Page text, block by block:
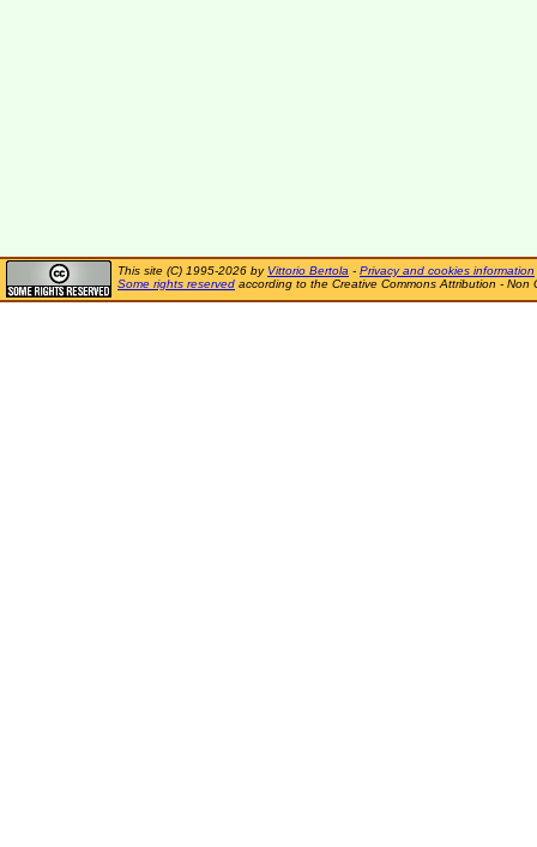
This site (C) 1995-2026 by Vittorio Bertola - Privacy and cookies information
Some rights reserved according to the Creative Commons Attribution - Non